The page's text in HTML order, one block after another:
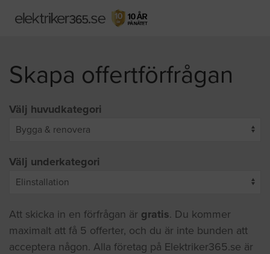
Skapa offertförfrågan
Välj huvudkategori
Välj underkategori
Att skicka in en förfrågan är gratis. Du kommer
maximalt att få 5 offerter, och du är inte bunden att
acceptera någon. Alla företag på Elektriker365.se är